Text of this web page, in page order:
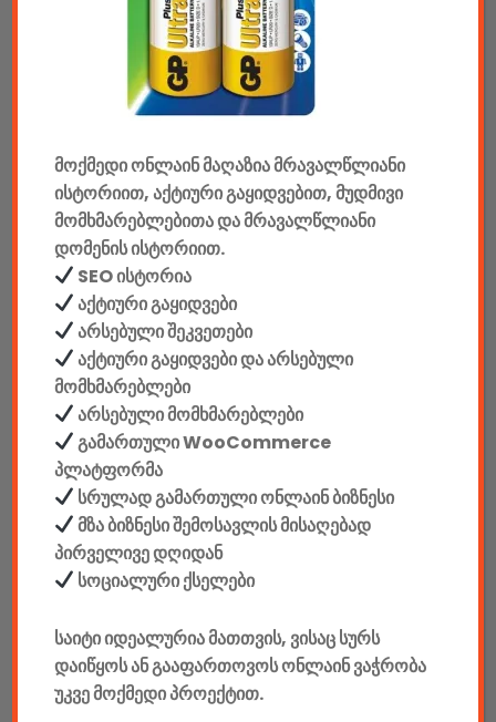
აუდიო & ვიდეო
კონსოლები & აქსესუარები
ელემენტები
აკკუმულატორები
კაბელები & დამტენები
დისკები
ჩანთები
სეიფები
კონსტრუქტორები
კომპიუტერები & აქსესუარები
მოქმედი ონლაინ მაღაზია მრავალწლიანი
ისტორიით, აქტიური გაყიდვებით, მუდმივი
მომხმარებლებითა და მრავალწლიანი
დომენის ისტორიით.
SEO ისტორია
აქტიური გაყიდვები
არსებული შეკვეთები
აქტიური გაყიდვები და არსებული
მომხმარებლები
არსებული მომხმარებლები
გამართული WooCommerce
პლატფორმა
სრულად გამართული ონლაინ ბიზნესი
მზა ბიზნესი შემოსავლის მისაღებად
პირველივე დღიდან
სოციალური ქსელები
საიტი იდეალურია მათთვის, ვისაც სურს
დაიწყოს ან გააფართოვოს ონლაინ ვაჭრობა
უკვე მოქმედი პროექტით.